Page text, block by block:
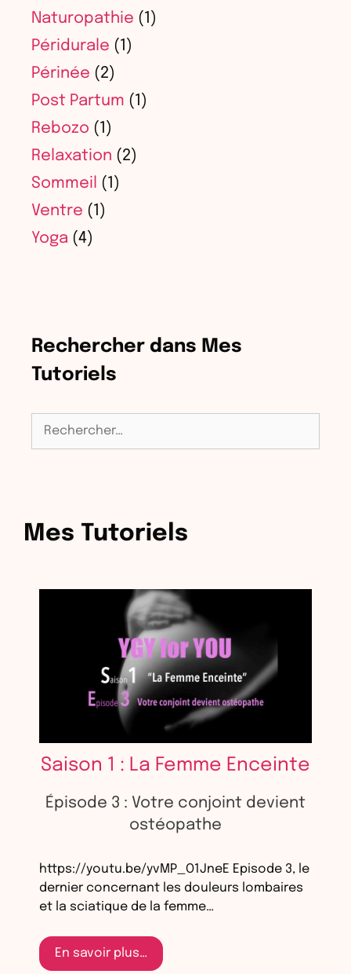
Mes Tutoriels
Saison 1 : La Femme Enceinte
Épisode 3 : Votre conjoint devient
ostéopathe
https://youtu.be/yvMP_O1JneE Episode 3, le
dernier concernant les douleurs lombaires
et la sciatique de la femme…
En savoir plus…
Naturopathie (1)
Péridurale (1)
Périnée (2)
Post Partum (1)
Rebozo (1)
Relaxation (2)
Sommeil
(1)
Ventre (1)
Yoga (4)
Rechercher dans Mes
Tutoriels
Rechercher :